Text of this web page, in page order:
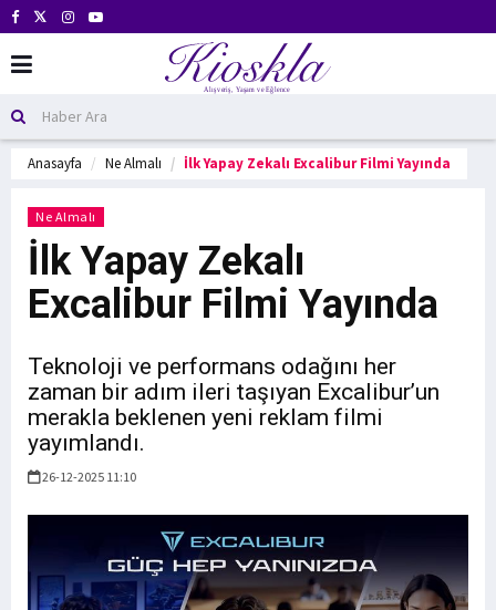
Anasayfa Ne Almalı İlk Yapay Zekalı Excalibur Filmi Yayında
Ne Almalı
İlk Yapay Zekalı
Excalibur Filmi Yayında
Teknoloji ve performans odağını her
zaman bir adım ileri taşıyan Excalibur’un
merakla beklenen yeni reklam filmi
yayımlandı.
26-12-2025 11:10